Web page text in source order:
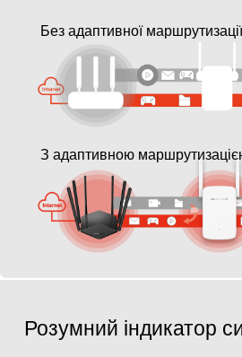
Без адаптивної маршрутизації
З адаптивною
Розумний індикатор